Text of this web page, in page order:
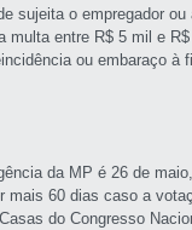
sujeita o empregador
multa entre R$ 5 mil e
ou embaraço à
da MP é 26 de
mais 60 dias caso a
do Congresso